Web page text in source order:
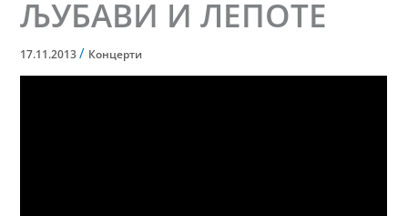
ЉУБАВИ И ЛЕПОТЕ
17.11.2013/ Концерти